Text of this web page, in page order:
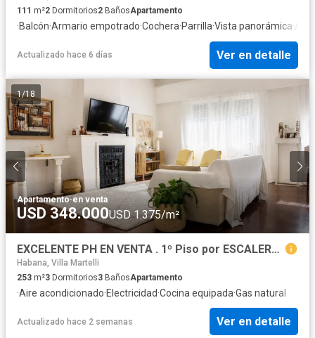
111 m²2 Dormitorios2 BañosApartamento
·Balcón·Armario empotrado·Cochera·Parrilla·Vista panorámica·
Actualizado hace 6 días Ver en detalle
1/18
Apartamento·en venta
USD 348.000USD 1.375/m²
EXCELENTE PH EN VENTA . 1º Piso por ESCALERA . ESTACIÓN VICENTE LOPEZ
Habana, Villa Martelli
253 m²3 Dormitorios3 BañosApartamento
·Aire acondicionado·Electricidad·Cocina equipada·Gas natural
Actualizado hace 2 semanas Ver en detalle